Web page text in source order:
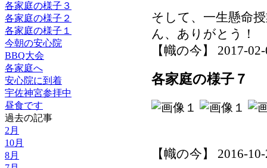
各家庭の様子３
各家庭の様子２
各家庭の様子１
今朝の安心院
BBQ大会
各家庭へ
安心院に到着
宇佐神宮参拝中
昼食です
過去の記事
2月
10月
8月
そして、一生懸命
ん、ありがとう！
【幟の今】 2017-
各家庭の様子７
【幟の今】 2016-